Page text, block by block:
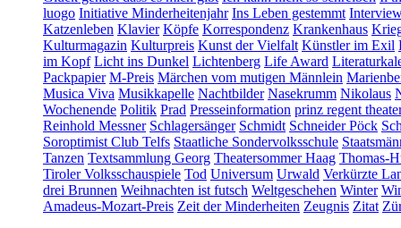
luogo Initiative Minderheitenjahr Ins Leben gestemmt
Katzenleben Klavier Köpfe Korrespondenz Krankenhaus
Kulturmagazin Kulturpreis Kunst der Vielfalt Künstler im Exil
im Kopf Licht ins Dunkel Lichtenberg Life Award
Packpapier M-Preis Märchen vom mutigen Männlein
Musica Viva Musikkapelle Nachtbilder Nasekrumm Nikolaus
Wochenende Politik Prad Presseinformation prinz regent
Reinhold Messner Schlagersänger Schmidt Schneider Pöck
Soroptimist Club Telfs Staatliche Sondervolksschule
Tanzen Textsammlung Georg Theatersommer Haag Thomas-
Tiroler Volksschauspiele Tod Universum Urwald Verkürzte
drei Brunnen Weihnachten ist futsch Weltgeschehen Winter
Amadeus-Mozart-Preis Zeit der Minderheiten Zeugnis Zitat